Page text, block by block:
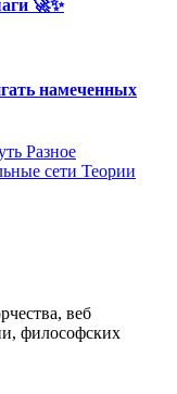
🚀✨
намеченных
Разное
сети Теории
веб
философских